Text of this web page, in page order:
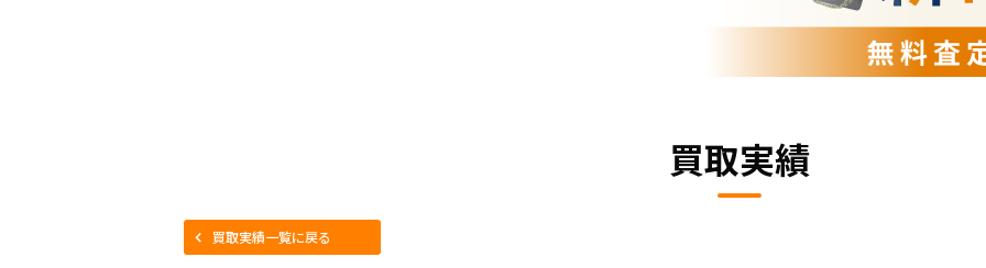
買取実績
買取実績一覧に戻る